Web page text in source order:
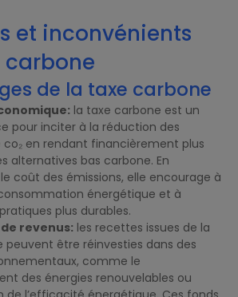
et inconvénients
carbone
de la taxe carbone
la taxe carbone est un
pour inciter à la réduction des
co₂ en rendant financièrement plus
alternatives bas carbone. En
coût des émissions, elle encourage à
énergétique et à
plus durables.
revenus: les recettes issues de la
peuvent être réinvesties dans des
comme le
des énergies renouvelables ou